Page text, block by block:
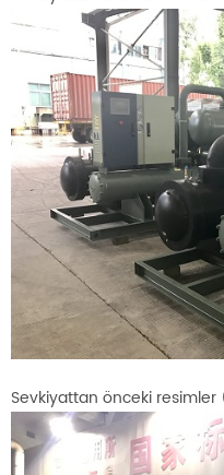
Sevkiyattan önceki resimler